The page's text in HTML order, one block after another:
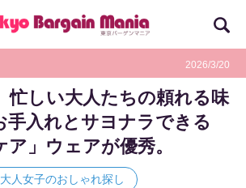
2026/3/20
忙しい大人たちの頼れる味
手入れとサヨナラできる
ア」ウェアが優秀。
大人女子のおしゃれ探し